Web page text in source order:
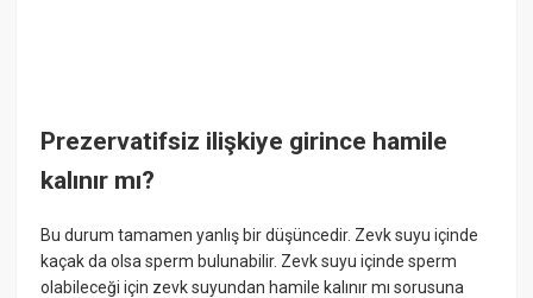
Prezervatifsiz ilişkiye girince hamile
kalınır mı?
Bu durum tamamen yanlış bir düşüncedir. Zevk suyu içinde
kaçak da olsa sperm bulunabilir. Zevk suyu içinde sperm
olabileceği için zevk suyundan hamile kalınır mı sorusuna